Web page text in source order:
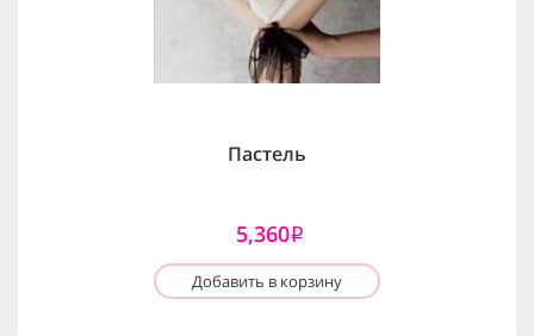
Пастель
5,360i
Добавить в корзину